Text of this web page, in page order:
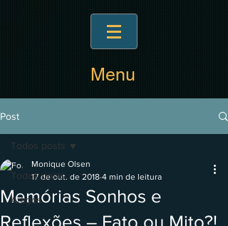
Menu
Post
Todos posts
Artigos
Todos posts
Memórias Sonhos e
Reflexões – Fato ou Mito?!
Monique Olsen
17 de out. de 2018 4 min de leitura